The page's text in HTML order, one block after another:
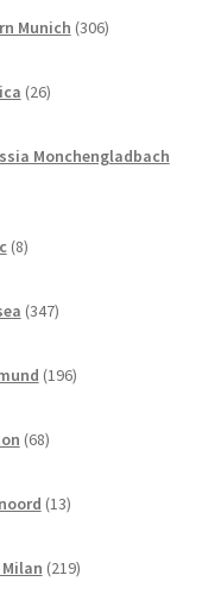
Munich 306izdelkov
26izdelkov
Monchengladbach
8izdelkov
347izdelkov
196izdelkov
68izdelkov
13izdelkov
219izdelkov